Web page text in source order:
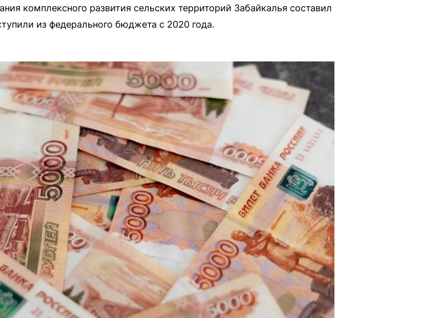
комплексного развития сельских территорий Забайкалья составил
из федерального бюджета с 2020 года.